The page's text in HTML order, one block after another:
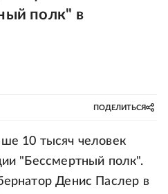
полк" в
ПОДЕЛИТЬСЯ
10 тысяч человек
"Бессмертный полк".
Денис Паслер в